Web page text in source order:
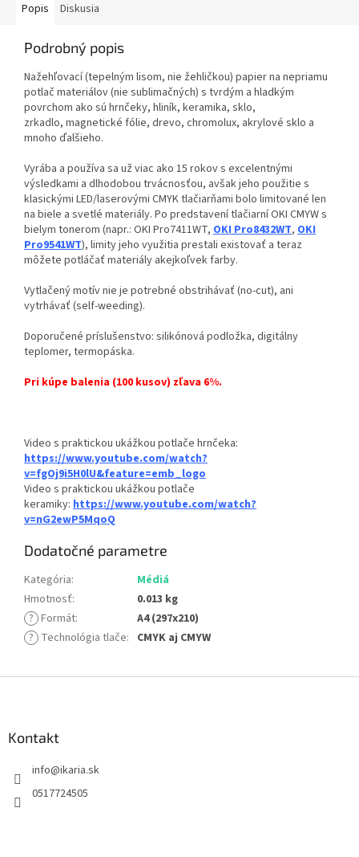
Popis Diskusia
Podrobný popis
Nažehľovací (tepelným lisom, nie žehličkou) papier na nepriamu
potlač materiálov (nie sublimačných) s tvrdým a hladkým
povrchom ako sú hrnčeky, hliník, keramika, sklo,
zrkadlo, magnetické fólie, drevo, chromolux, akrylové sklo a
mnoho ďalšieho.
Vyrába a používa sa už viac ako 15 rokov s excelentnými
výsledkami a dlhodobou trvácnosťou, avšak jeho použitie s
klasickými LED/laserovými CMYK tlačiarňami bolo limitované len
na biele a svetlé materiály. Po predstavení tlačiarní OKI CMYW s
bielym tonerom (napr.: OKI Pro7411WT, OKI Pro8432WT, OKI
Pro9541WT), limity jeho využitia prestali existovať a teraz
môžete potláčať materiály akejkoľvek farby.
Vytlačený motív nie je potrebné obstrihávať (no-cut), ani
vytrhávať (self-weeding).
Doporučené príslušenstvo: silikónová podložka, digitálny
teplomer, termopáska.
Pri kúpe balenia (100 kusov) zľava 6%.
Video s praktickou ukážkou potlače hrnčeka:
https://www.youtube.com/watch?
v=fgOj9i5H0lU&feature=emb_logo
Video s praktickou ukážkou potlače
keramiky: https://www.youtube.com/watch?
v=nG2ewP5MqoQ
Dodatočné parametre
Kategória:
Médiá
Hmotnosť:
0.013 kg
? Formát:
A4 (297x210)
? Technológia tlače: CMYK aj CMYW
Kontakt
info@ikaria.sk
0517724505